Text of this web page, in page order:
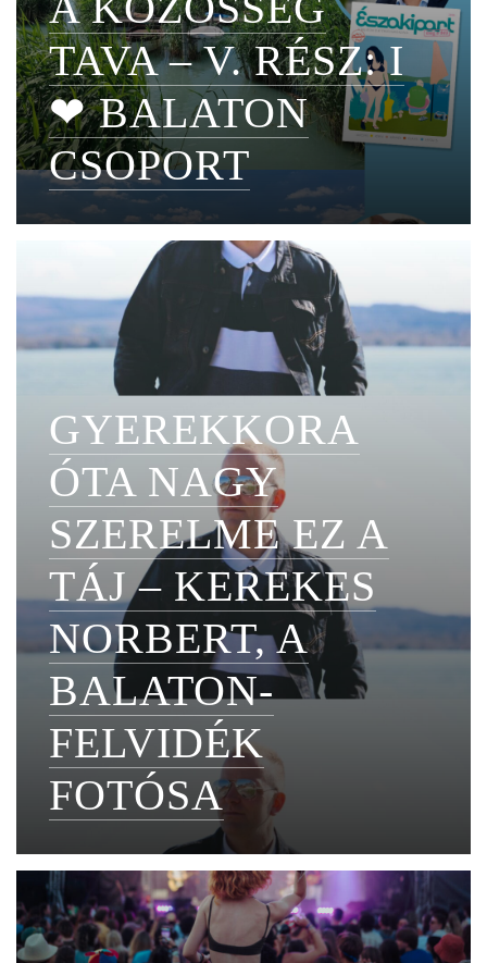
TAVA – V. RÉSZ: I
❤ BALATON
CSOPORT
GYEREKKORA
ÓTA NAGY
SZERELME EZ A
TÁJ – KEREKES
NORBERT, A
BALATON-
FELVIDÉK
FOTÓSA